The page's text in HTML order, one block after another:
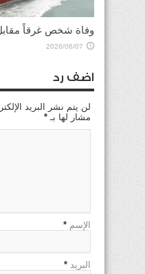
وفاة شخص غرقاً
2026/06/07
اضف رد
لن يتم نشر البريد
مشار لها بـ *
الإسم *
البريد *